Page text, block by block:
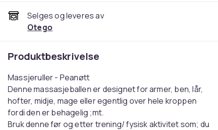
Selges og leveres av
Otego
Produktbeskrivelse
Massjeruller - Peanøtt
Denne massasjeballen er designet for armer, ben, lår,
hofter, midje, mage eller egentlig over hele kroppen
fordi den er behagelig ;mt.
Bruk denne før og etter trening/ fysisk aktivitet som; du